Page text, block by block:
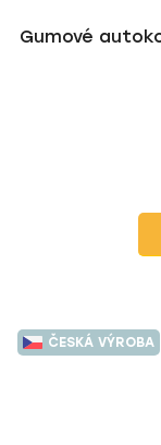
Gumové
ČESKÁ VÝROBA